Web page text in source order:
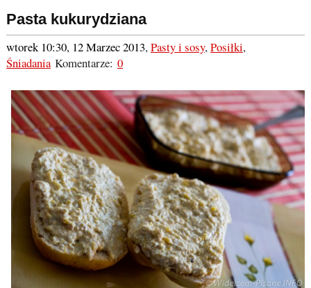
Pasta kukurydziana
wtorek 10:30, 12 Marzec 2013,Pasty i sosy,Posiłki,
ŚniadaniaKomentarze: 0